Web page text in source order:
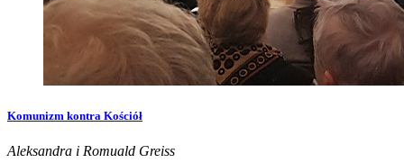
Komunizm kontra Kościół
Aleksandra i Romuald Greiss